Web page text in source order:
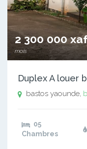
2 300 000
mois
Duplex A louer
bastos yaounde,
05
Chambres